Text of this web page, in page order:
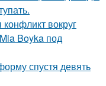
вокруг
Boyka под
спустя девять